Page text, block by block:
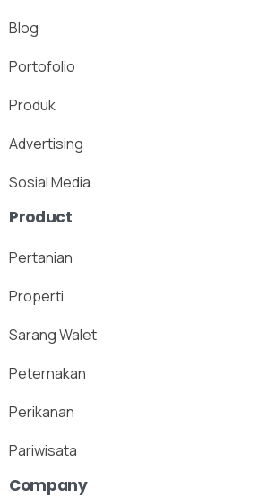
Blog
Portofolio
Produk
Advertising
Sosial Media
Product
Pertanian
Properti
Sarang Walet
Peternakan
Perikanan
Pariwisata
Company